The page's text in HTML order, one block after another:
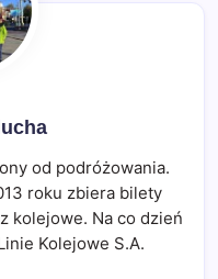
od podróżowania.
roku zbiera bilety
kolejowe. Na co dzień
Kolejowe S.A.